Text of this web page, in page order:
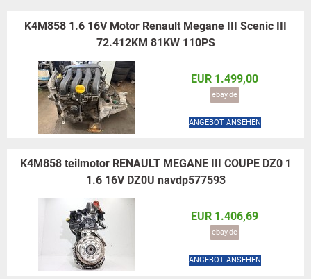
K4M858 1.6 16V Motor Renault Megane III Scenic III
72.412KM 81KW 110PS
EUR 1.499,00
ebay.de
ANGEBOT ANSEHEN
K4M858 teilmotor RENAULT MEGANE III COUPE DZ0 1
1.6 16V DZ0U navdp577593
EUR 1.406,69
ebay.de
ANGEBOT ANSEHEN